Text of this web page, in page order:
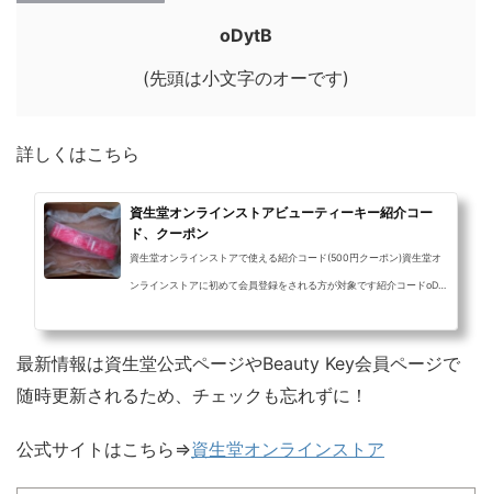
oDytB
(先頭は小文字のオーです)
詳しくはこちら
資生堂オンラインストアビューティーキー紹介コー
ド、クーポン
資生堂オンラインストアで使える紹介コード(500円クーポン)資生堂オ
ンラインストアに初めて会員登録をされる方が対象です紹介コードoDyt
（紹介コー...
最新情報は資生堂公式ページやBeauty Key会員ページで
随時更新されるため、チェックも忘れずに！
公式サイトはこちら⇒資生堂オンラインストア